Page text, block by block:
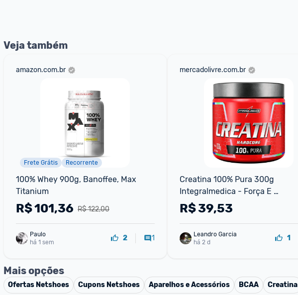
Veja também
amazon.com.br
Frete Grátis Recorrente
100% Whey 900g, Banoffee, Max
Titanium
R$ 122,00
R$101,36
Paulo
há 1 sem
2 1
mercadolivre.com.br
Creatina 100% Pura 300g
Integralmedica - Força E
Performance
R$39,53
Leandro Garcia
há 2 d
1
Mais opções
Ofertas Netshoes Cupons Netshoes Aparelhos e Acessórios BCAA Creatina